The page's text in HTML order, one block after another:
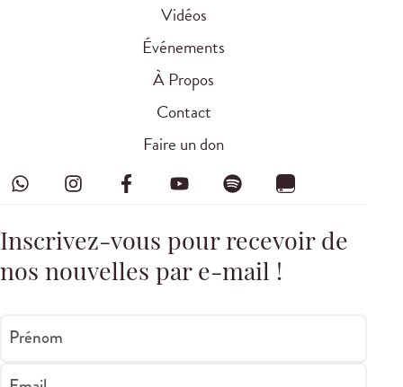
Vidéos
Événements
À Propos
Contact
Faire un don
Inscrivez-vous pour recevoir de
nos nouvelles par e-mail !
Prénom